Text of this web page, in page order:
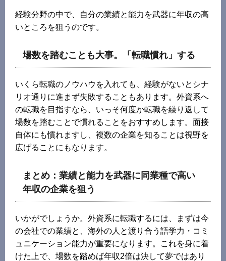
経験分野の中で、自分の業績と能力を武器に年収の高
いところを狙うのです。
場数を踏むことも大事。「転職慣れ」する
いくら転職のノウハウを入れても、経験がないとシナ
リオ通りに進まず失敗することもあります。外資系へ
の転職を目指すなら、いっそ何度か転職を繰り返して
場数を踏むことで慣れることをおすすめします。面接
自体にも慣れますし、複数の企業を知ることは視野を
広げることにもなります。
まとめ：業績と能力を武器に同業種で高い
年収の企業を狙う
いかがでしょうか。外資系に転職するには、まずは今
の会社での業績と、海外の人と渡り合う語学力・コミ
ュニケーション能力が重要になります。これを身に着
けた上で、場数を踏めば年収2倍は決して夢ではあり